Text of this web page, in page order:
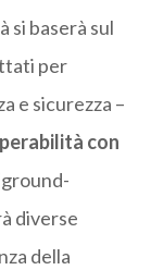
si baserà sul
per
e sicurezza –
con
diverse
della